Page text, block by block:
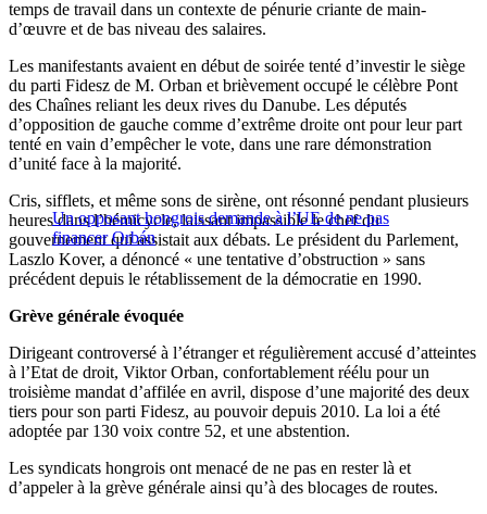
temps de travail dans un contexte de pénurie criante de main-
d’œuvre et de bas niveau des salaires.
Les manifestants avaient en début de soirée tenté d’investir le siège
du parti Fidesz de M. Orban et brièvement occupé le célèbre Pont
des Chaînes reliant les deux rives du Danube. Les députés
d’opposition de gauche comme d’extrême droite ont pour leur part
tenté en vain d’empêcher le vote, dans une rare démonstration
d’unité face à la majorité.
Un opposant hongrois demande à l’UE de ne pas
financer Orbán
Cris, sifflets, et même sons de sirène, ont résonné pendant plusieurs
heures dans l’hémicycle, laissant impassible le chef du
gouvernement qui assistait aux débats. Le président du Parlement,
Laszlo Kover, a dénoncé « une tentative d’obstruction » sans
précédent depuis le rétablissement de la démocratie en 1990.
Grève générale évoquée
Dirigeant controversé à l’étranger et régulièrement accusé d’atteintes
à l’Etat de droit, Viktor Orban, confortablement réélu pour un
troisième mandat d’affilée en avril, dispose d’une majorité des deux
tiers pour son parti Fidesz, au pouvoir depuis 2010. La loi a été
adoptée par 130 voix contre 52, et une abstention.
Les syndicats hongrois ont menacé de ne pas en rester là et
d’appeler à la grève générale ainsi qu’à des blocages de routes.